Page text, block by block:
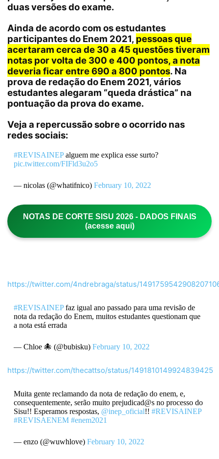
duas versões do exame.
Ainda de acordo com os estudantes
participantes do Enem 2021, pessoas que
acertaram cerca de 30 a 45 questões tiveram
notas por volta de 300 e 400 pontos, a nota
deveria ficar entre 690 a 800 pontos. Na
prova de redação do Enem 2021, vários
estudantes alegaram “queda drástica” na
pontuação da prova do exame.
Veja a repercussão sobre o ocorrido nas
redes sociais:
#REVISAINEPalguem me explica esse surto?
pic.twitter.com/FIFld3u2o5
— nicolas (@whatifnico) February 10, 2022
NOTAS DE CORTE SISU 2026 - DADOS FINAIS
(acesse aqui)
https://twitter.com/4ndrebraga/status/
#REVISAINEPfaz igual ano passado para uma revisão de
nota da redação do Enem, muitos estudantes questionam que
a nota está errada
— Chloe 🐙 (@bubisku) February 10, 2022
https://twitter.com/thecattso/status/1491810149924839425
Muita gente reclamando da nota de redação do enem, e,
consequentemente, serão muito prejudicad@s no processo do
Sisu!! Esperamos respostas, @inep_oficial!! #REVISAINEP
#REVISAENEM #enem2021
— enzo (@wuwhlove) February 10, 2022